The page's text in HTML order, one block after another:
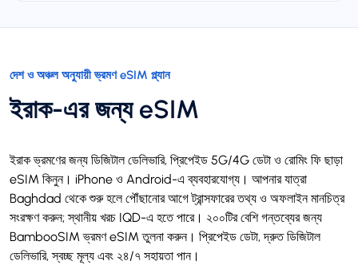
দেশ ও অঞ্চল অনুযায়ী ভ্রমণ eSIM প্ল্যান
ইরাক-এর জন্য eSIM
ইরাক ভ্রমণের জন্য ডিজিটাল ডেলিভারি, প্রিপেইড 5G/4G ডেটা ও রোমিং ফি ছাড়া
eSIM কিনুন। iPhone ও Android-এ ব্যবহারযোগ্য। আপনার যাত্রা
Baghdad থেকে শুরু হলে পৌঁছানোর আগে ট্রান্সফারের তথ্য ও অফলাইন মানচিত্র
সংরক্ষণ করুন; স্থানীয় খরচ IQD-এ হতে পারে। ২০০টির বেশি গন্তব্যের জন্য
BambooSIM ভ্রমণ eSIM তুলনা করুন। প্রিপেইড ডেটা, দ্রুত ডিজিটাল
ডেলিভারি, স্বচ্ছ মূল্য এবং ২৪/৭ সহায়তা পান।